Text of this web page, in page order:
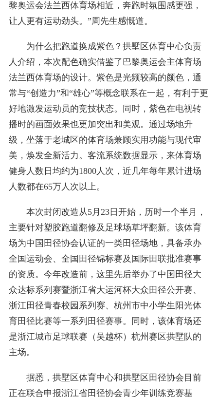
黎奥运会法兰西体育场相近，奔跑时氛围感更强，
让人更有运动劲头。”周先生感慨道。
为什么把跑道换成紫色？拱墅区体育中心负责
人介绍，本次配色确实借鉴了巴黎奥运会主体育场
法兰西体育场的设计。紫色是光频较高的颜色，通
常与“创造力”和“雄心”等概念联系在一起，有利于更
好地激发运动员的竞技状态。同时，紫色在电视转
播时的画面效果也更加突出和美观。通过场地升
级，坐落于老城区的体育场兼顾实用功能与现代审
美，焕发全新活力。客流系统数据显示，来体育场
健身人数日均约为1800人次，近几年每年累计进场
人数都在65万人次以上。
本次封闭改造从5月23日开始，历时一个半月，
主要针对塑胶跑道翻修及足球场草坪翻新。该体育
场为中国田径协会认证的一类田径场地，具备承办
全国运动会、全国田径锦标赛及国际田联批准赛事
的资质。今年改造前，这里先后举办了中国田径大
众达标系列赛暨浙江省大运河杯大众田径公开赛、
浙江田径青春校园系列赛、杭州市中小学生阳光体
育田径比赛等一系列田径赛事。同时，该体育场还
是浙江城市足球联赛（吴越杯）杭州赛区拱墅队的
主场。
据悉，拱墅区体育中心和拱墅区田径协会目前
正在联合申报浙江省田径协会青少年训练竞赛基